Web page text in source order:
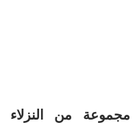
من النزلاء